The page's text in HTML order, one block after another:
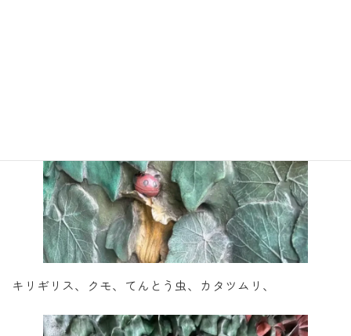
キリギリス、クモ、てんとう虫、カタツムリ、